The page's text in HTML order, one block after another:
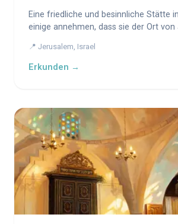
Eine friedliche und besinnliche Stätte
einige annehmen, dass sie der Ort
📍 Jerusalem, Israel
Erkunden →